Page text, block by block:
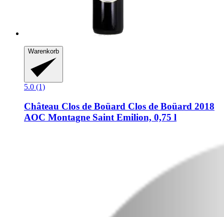
Warenkorb
5.0 (1)
Château Clos de Boüard Clos de Boüard 2018
AOC Montagne Saint Emilion, 0,75 l